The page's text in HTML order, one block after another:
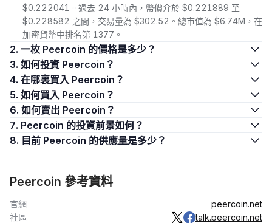
$0.222041。過去 24 小時內，幣價介於 $0.221889 至
$0.228582 之間，交易量為 $302.52。總市值為 $6.74M，在
加密貨幣中排名第 1377。
2. 一枚 Peercoin 的價格是多少？
3. 如何投資 Peercoin？
4. 在哪裏買入 Peercoin？
5. 如何買入 Peercoin？
6. 如何賣出 Peercoin？
7. Peercoin 的投資前景如何？
8. 目前 Peercoin 的供應量是多少？
Peercoin 參考資料
官網
peercoin.net
社區
talk.peercoin.net